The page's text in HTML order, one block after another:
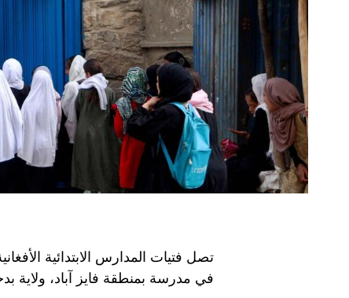
تصل فتيات المدارس الابتدائية
في مدرسة بمنطقة فايز آباد، ولاية بدخشان في 20 مارس 2024. —